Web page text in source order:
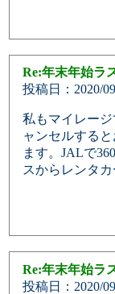
Re:年末年始ラ
投稿日：2020/
私もマイレー
ャンセルする
ます。JALで
スからレンタ
Re:年末年始ラ
投稿日：2020/